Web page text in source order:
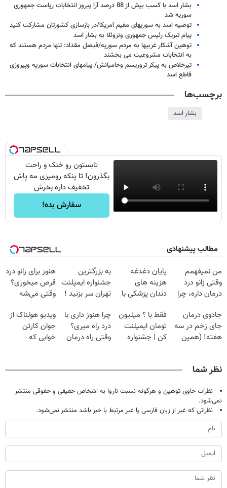
بشار اسد با کسب بیش از 88 درصد آرا پیروز انتخابات ریاست جمهوری
سوریه شد
توصیه اسد به سوریهای مقیم آمریکا/در بازسازی کشورتان مشارکت کنید
پیام تبریک رئیس جمهوری ونزوئلا به بشار اسد
توهین آشکار غربیها به مردم سوریه/فیصل مقداد: تنها مردم هستند که
به انتخابات مشروعیت می بخشند
تیرخلاص به پیکر تروریسم وحامیانش/ پیامهای انتخابات سوریه وپیروزی
قاطع اسد
برچسب‌ها
بشار اسد
تابستون رو خنک و راحت
بگذرون! تا پنکه رومیزی مه پاش
تخفیف داره بخرش
سفارش بده!
مطالب پیشنهادی
من نمیفهمم
وقتی زانو درد
درمان داره، چرا
تحمل میکنی؟❗
پایان دغدغه
هزینه های
دندان پزشکی با
خانگی
به بزرگترین
جشنواره ایمپلنت
تهران سر بزنید !
میلیون !
هنوز برای زانو درد
قرص میخوری؟
وقتی می‌شه
درمانش کرد؟؟؟؟
جادوی درمان
جای زخم در سه
هفته! (همین
فقط با ؟ میلیون
تومان ایمپلنت
کن | جشنواره
چرا هنوز داری با
درد راه میری؟
وقتی راه درمان
ویدیو هولناک از
جوان کارتن
خوابی که
نظر شما
نظرات حاوی توهین و هرگونه نسبت ناروا به اشخاص حقیقی و حقوقی منتشر
نمی‌شود.
نظراتی که غیر از زبان فارسی یا غیر مرتبط با خبر باشد منتشر نمی‌شود.